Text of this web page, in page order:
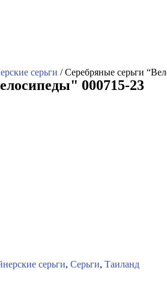
серьги / Серебряные серьги
000715-23
серьги, Серьги, Таиланд